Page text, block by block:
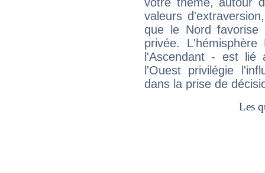
votre thème, autour
valeurs
que le Nord favorise
privée.
l'Ascendant - est
l'Ouest privilégie
dans la prise de